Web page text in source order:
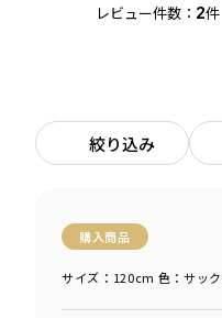
レビュー件数： 2件
絞り込み
購入商品
サイズ：120cm 色：サッ